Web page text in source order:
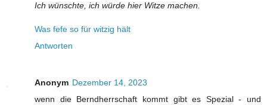
Ich wünschte, ich würde hier Witze machen.
Was fefe so für witzig hält
Antworten
Anonym Dezember 14, 2023
wenn die Berndherrschaft kommt gibt es Spezial - und